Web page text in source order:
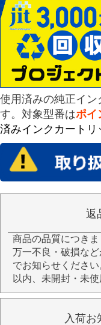
使用済みの純正イン
す。対象型番はポイ
済みインクカートリ
返
商品の品質につきま
万一不良・破損な
でお知らせくださ
以内、未開封・未
入荷お